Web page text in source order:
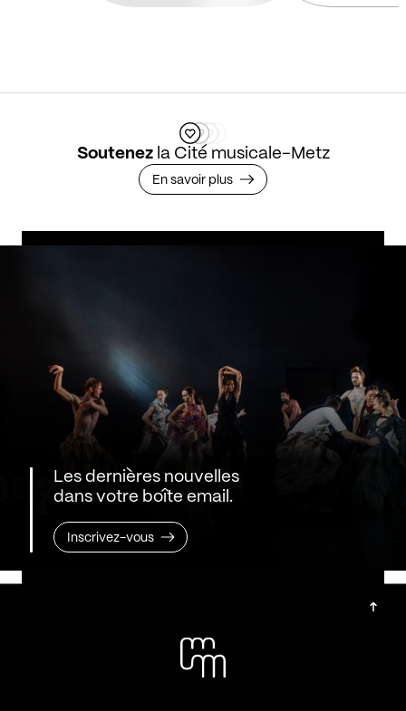
Soutenezla Cité musicale-Metz
En savoir plus
Les dernières nouvelles
dans votre boîte email.
Inscrivez-vous